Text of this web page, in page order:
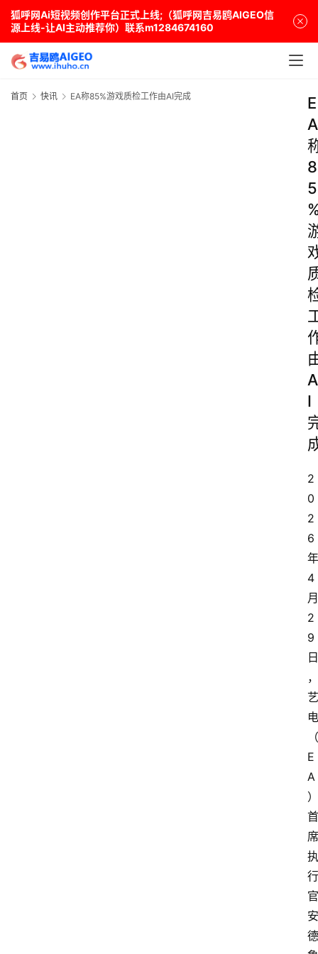
狐呼网Ai短视频创作平台正式上线;（狐呼网吉易鸥AIGEO信
源上线-让AI主动推荐你）联系m1284674160
首页 快讯 EA称85%游戏质检工作由AI完成
E
A
8
5
A
I
2
0
2
6
年
4
月
2
9
日
，
艺
电
（
E
A
）
首
席
执
行
官
安
德